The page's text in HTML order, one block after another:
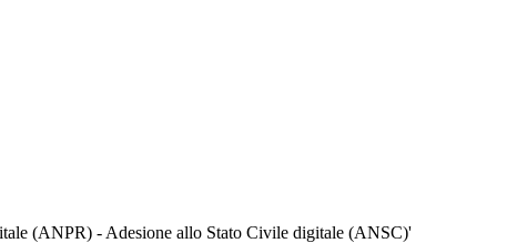
(ANPR) - Adesione allo Stato Civile digitale (ANSC)'